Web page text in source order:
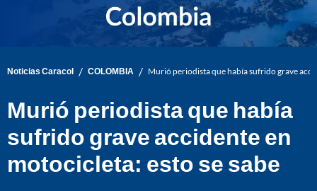
Noticias Caracol / COLOMBIA / Murió periodista que había sufrido grave
Murió periodista que había
sufrido grave accidente en
motocicleta: esto se sabe